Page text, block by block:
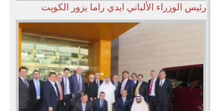
رئيس الوزراء الألباني ايدي راما يزور الكويت